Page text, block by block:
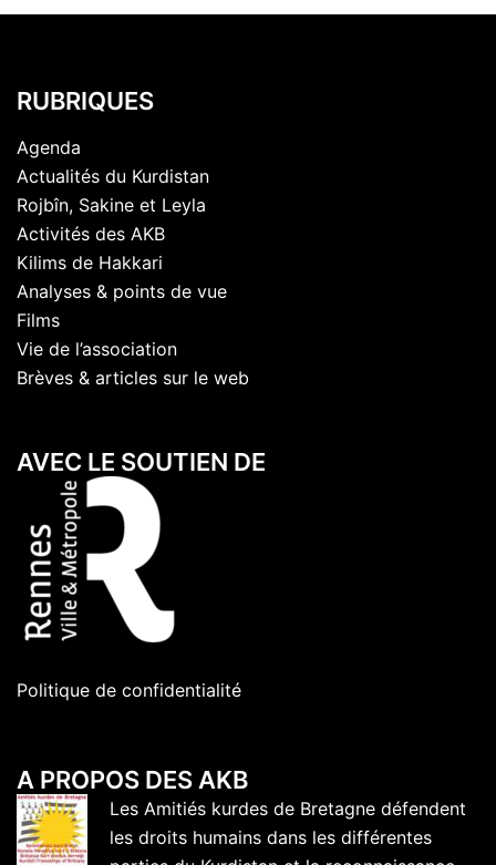
RUBRIQUES
Agenda
Actualités du Kurdistan
Rojbîn, Sakine et Leyla
Activités des AKB
Kilims de Hakkari
Analyses & points de vue
Films
Vie de l’association
Brèves & articles sur le web
AVEC LE SOUTIEN DE
Politique de confidentialité
A PROPOS DES AKB
Les Amitiés kurdes de Bretagne défendent
les droits humains dans les différentes